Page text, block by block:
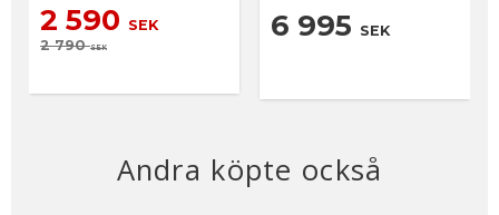
2 590 SEK
2 790SEK
6 995 SEK
Andra köpte också